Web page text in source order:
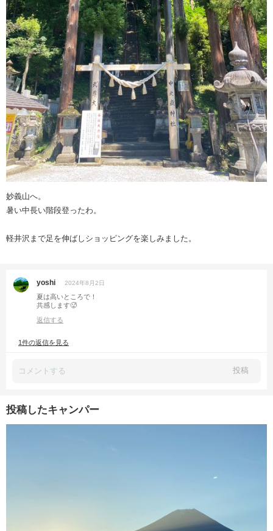
妙義山へ。
暑い中長い階段登ったわ。
軽井沢まで足を伸ばしショッピングを楽しみました。
yoshi 2024年8月2日
夏は高いところで！
共感します🥵
返信する
1件の返信を見る
投稿
投稿したキャンパー